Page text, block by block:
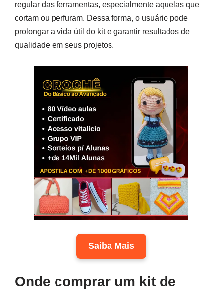
regular das ferramentas, especialmente aquelas que
cortam ou perfuram. Dessa forma, o usuário pode
prolongar a vida útil do kit e garantir resultados de
qualidade em seus projetos.
Saiba Mais
Onde comprar um kit de